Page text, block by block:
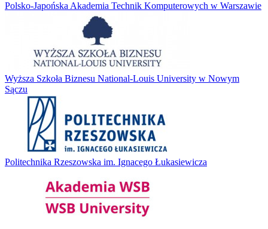
Polsko-Japońska Akademia Technik Komputerowych w Warszawie
Wyższa Szkoła Biznesu National-Louis University w Nowym
Sączu
Politechnika Rzeszowska im. Ignacego Łukasiewicza